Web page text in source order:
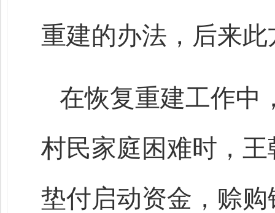
重建的办法，后来
在恢复重建工作中
村民家庭困难时，
垫付启动资金，赊